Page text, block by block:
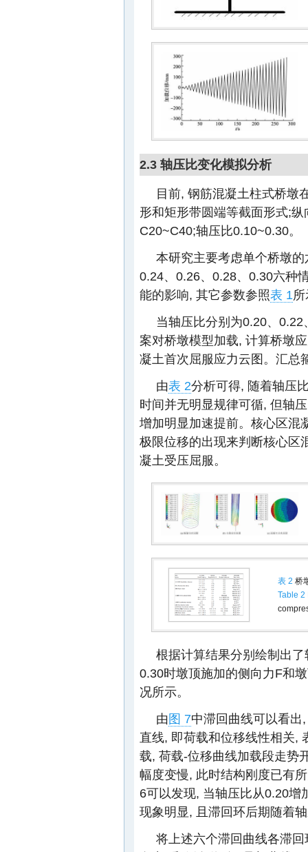
2.3 轴压比变化模拟分析
目前, 钢筋混凝土柱式桥墩
形和矩形带圆端等截面形式;
C20~C40;轴压比0.10~0.30。
本研究主要考虑单个桥墩
0.24、0.26、0.28、0.30六种
能的影响, 其它参数参照表 1
当轴压比分别为0.20、
案对桥墩模型加载, 计算桥墩
凝土首次屈服应力云图。汇总
由表 2分析可得, 随着轴压
时间并无明显规律可循, 但轴
增加明显加速提前。核心区混
极限位移的出现来判断核心区
凝土受压屈服。
表 2 桥
Table 2
根据计算结果分别绘制出
0.30时墩顶施加的侧向力F和
况所示。
由图 7中滞回曲线可以看出
直线, 即荷载和位移线性相关,
载, 荷载-位移曲线加载段走势
幅度变慢, 此时结构刚度已有
6可以发现, 当轴压比从0.20增
现象明显, 且滞回环后期随着
将上述六个滞回曲线各滞